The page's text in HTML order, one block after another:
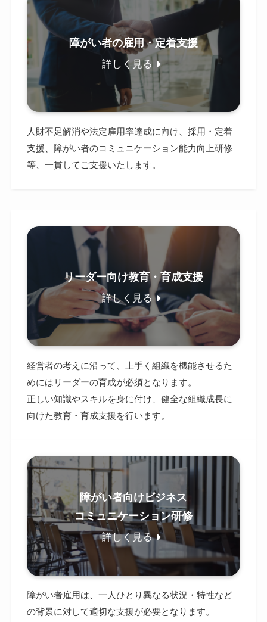
障がい者の雇用・定着支援
詳しく見る
人財不足解消や法定雇用率達成に向け、採用・定着
支援、障がい者のコミュニケーション能力向上研修
等、一貫してご支援いたします。
リーダー向け教育・育成支援
詳しく見る
経営者の考えに沿って、上手く組織を機能させるた
めにはリーダーの育成が必須となります。
正しい知識やスキルを身に付け、健全な組織成長に
向けた教育・育成支援を行います。
障がい者向けビジネス
コミュニケーション研修
詳しく見る
障がい者雇用は、一人ひとり異なる状況・特性など
の背景に対して適切な支援が必要となります。